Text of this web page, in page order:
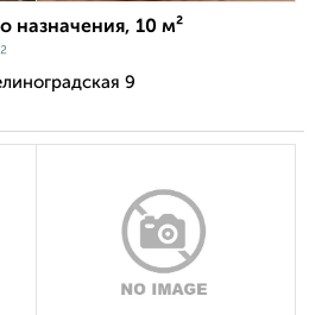
назначения, 10 м²
9